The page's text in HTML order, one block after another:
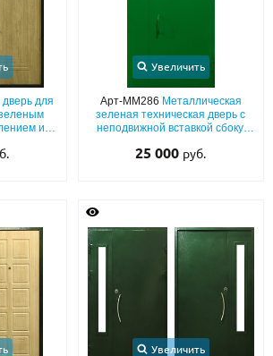
от производителя с доставкой и установкой в
для
и
Увеличить
Арт-ММ286 Металлическая
зеленая техническая дверь с
неподвижной вставкой сбоку,
электромагнитным замком
25 000 руб.
Увеличить